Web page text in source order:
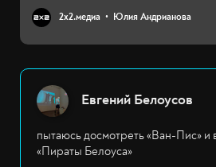
2х2.медиа Юлия Андрианова
Евгений Белоусов
пытаюсь досмотреть «Ван-Пис» и
«Пираты Белоуса»